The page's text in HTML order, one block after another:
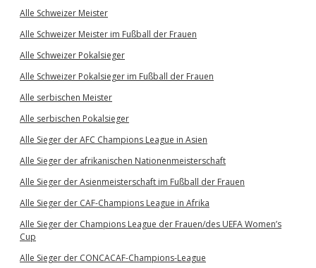
Alle Schweizer Meister
Alle Schweizer Meister im Fußball der Frauen
Alle Schweizer Pokalsieger
Alle Schweizer Pokalsieger im Fußball der Frauen
Alle serbischen Meister
Alle serbischen Pokalsieger
Alle Sieger der AFC Champions League in Asien
Alle Sieger der afrikanischen Nationenmeisterschaft
Alle Sieger der Asienmeisterschaft im Fußball der Frauen
Alle Sieger der CAF-Champions League in Afrika
Alle Sieger der Champions League der Frauen/des UEFA Women’s
Cup
Alle Sieger der CONCACAF-Champions-League